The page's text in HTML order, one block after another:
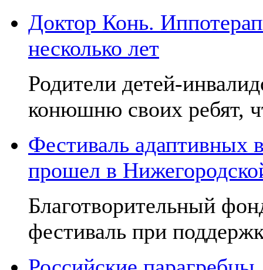
Доктор Конь.
несколько лет
Родители детей-
конюшню своих ребят,
Фестиваль адаптивных
прошел в
Благотворительный
фестиваль при